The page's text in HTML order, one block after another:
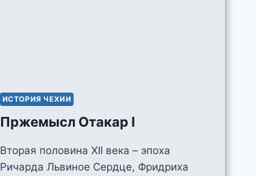
ИСТОРИЯ ЧЕХИИ
Пржемысл Отакар I
Вторая половина XII века – эпоха
Ричарда Львиное Сердце, Фридриха